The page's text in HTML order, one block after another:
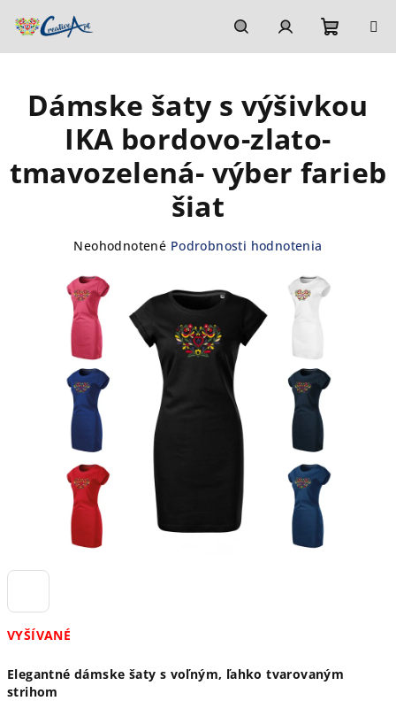
HľadaťPrihlásenie
košík
VYŠÍVANÉ
Elegantné dámske šaty s voľným, ľahko tvarovaným
strihom
Dámske šaty s výšivkou
IKA bordovo-zlato-
tmavozelená- výber farieb
šiat
hviezdičiek.
Neohodnotené Podrobnosti hodnotenia